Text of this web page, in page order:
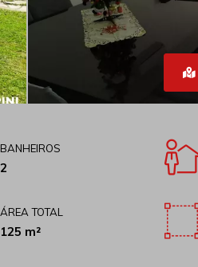
BANHEIROS
2
ÁREA TOTAL
125 m²